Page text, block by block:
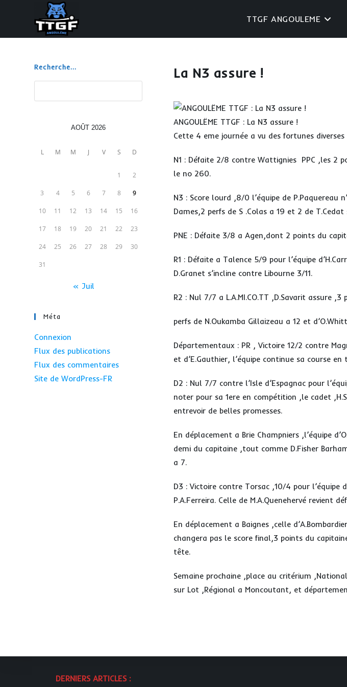
TTGF ANGOULEME
La N3 assure !
ANGOULËME TTGF : La N3 assure !
Cette 4 eme journée a vu des fortunes diverses
N1 : Défaite 2/8 contre Wattignies PPC ,les 2
le no 260.
N3 : Score lourd ,8/0 l’équipe de
Dames,2 perfs de S .Colas a 19 et 2 de
PNE : Défaite 3/8 a Agen,dont 2 points du
R1 : Défaite a Talence 5/9 pour l’équipe
D.Granet s’incline contre Libourne 3/11.
R2 : Nul 7/7 a L.A.MI.CO.TT ,D.Savarit assure
perfs de N.Oukamba Gillaizeau a 12 et
Départementaux : PR , Victoire 12/2 contre
et d’E.Gauthier, l’équipe continue sa course en
D2 : Nul 7/7 contre l’Isle d’Espagnac pour
noter pour sa 1ere en compétition ,le cadet
entrevoir de belles promesses.
En déplacement a Brie Champniers ,l’équipe
demi du capitaine ,tout comme D.Fisher
a 7.
D3 : Victoire contre Torsac ,10/4 pour l’équipe
P.A.Ferreira. Celle de M.A.Quenehervé revient
En déplacement a Baignes ,celle
changera pas le score final,3 points du
tête.
Semaine prochaine ,place au critérium
sur Lot ,Régional a Moncoutant, et
Recherche...
AOÛT 2026
L M M J V S D
1 2
3 4 5 6 7 8 9
10 11 12 13 14 15 16
17 18 19 20 21 22 23
24 25 26 27 28 29 30
31
« Juil
Méta
Connexion
Flux des publications
Flux des commentaires
Site de WordPress-FR
DERNIERS ARTICLES :